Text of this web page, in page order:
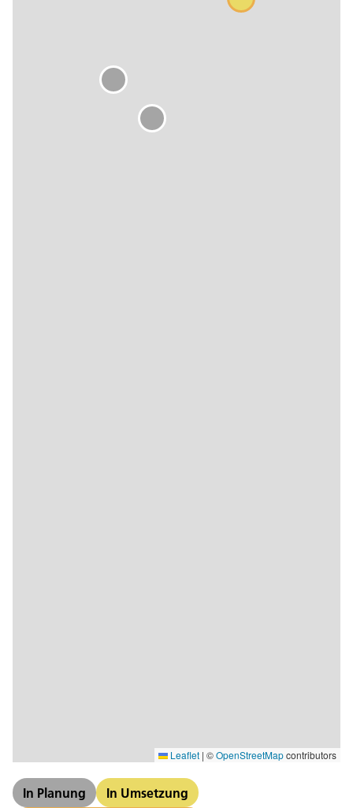
Leaflet | ©OpenStreetMapcontributors
In Planung In Umsetzung